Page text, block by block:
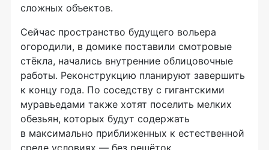
сложных объектов.
Сейчас пространство будущего вольера
огородили, в домике поставили смотровые
стёкла, начались внутренние облицовочные
работы. Реконструкцию планируют завершить
к концу года. По соседству с гигантскими
муравьедами также хотят поселить мелких
обезьян, которых будут содержать
в максимально приближенных к естественной
среде условиях — без решёток.